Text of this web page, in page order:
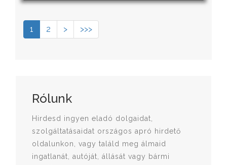
1 2 > >>>
Rólunk
Hirdesd ingyen eladó dolgaidat,
szolgáltatásaidat országos apró hirdető
oldalunkon, vagy találd meg álmaid
ingatlanát, autóját, állását vagy bármi